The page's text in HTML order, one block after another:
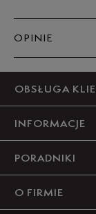
Zobacz
OPINIE
OBSŁUGA
INFORMACJE
PORADNIKI
O FIRMIE